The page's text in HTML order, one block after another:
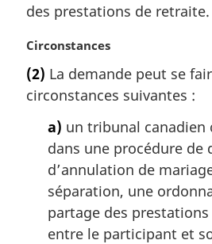
g
n
a
e
des prestations de retraite.
N
t
e
Circonstances
(2) La demande peut se
circonstances suivantes :
a) un tribunal canadien
dans une procédure de
d’annulation de
séparation, une
partage des
entre le participant et